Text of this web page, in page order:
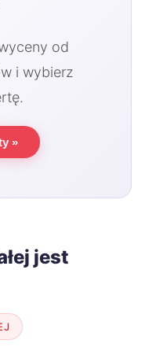
od
i wybierz
»
jest